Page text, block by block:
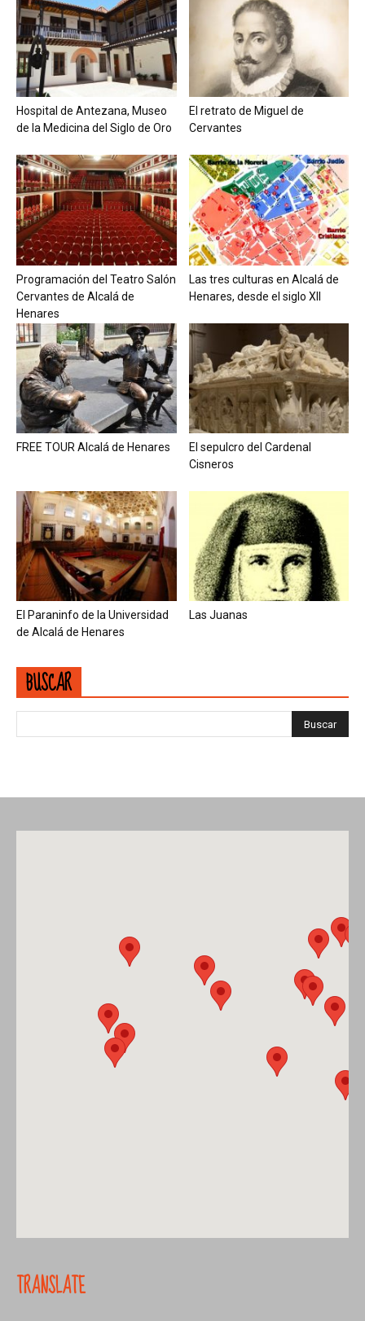
Hospital de Antezana, Museo
de la Medicina del Siglo de Oro
El retrato de Miguel de
Cervantes
Programación del Teatro Salón
Cervantes de Alcalá de
Henares
Las tres culturas en Alcalá de
Henares, desde el siglo XII
FREE TOUR Alcalá de Henares
El sepulcro del Cardenal
Cisneros
El Paraninfo de la Universidad
de Alcalá de Henares
Las Juanas
BUSCAR
TRANSLATE